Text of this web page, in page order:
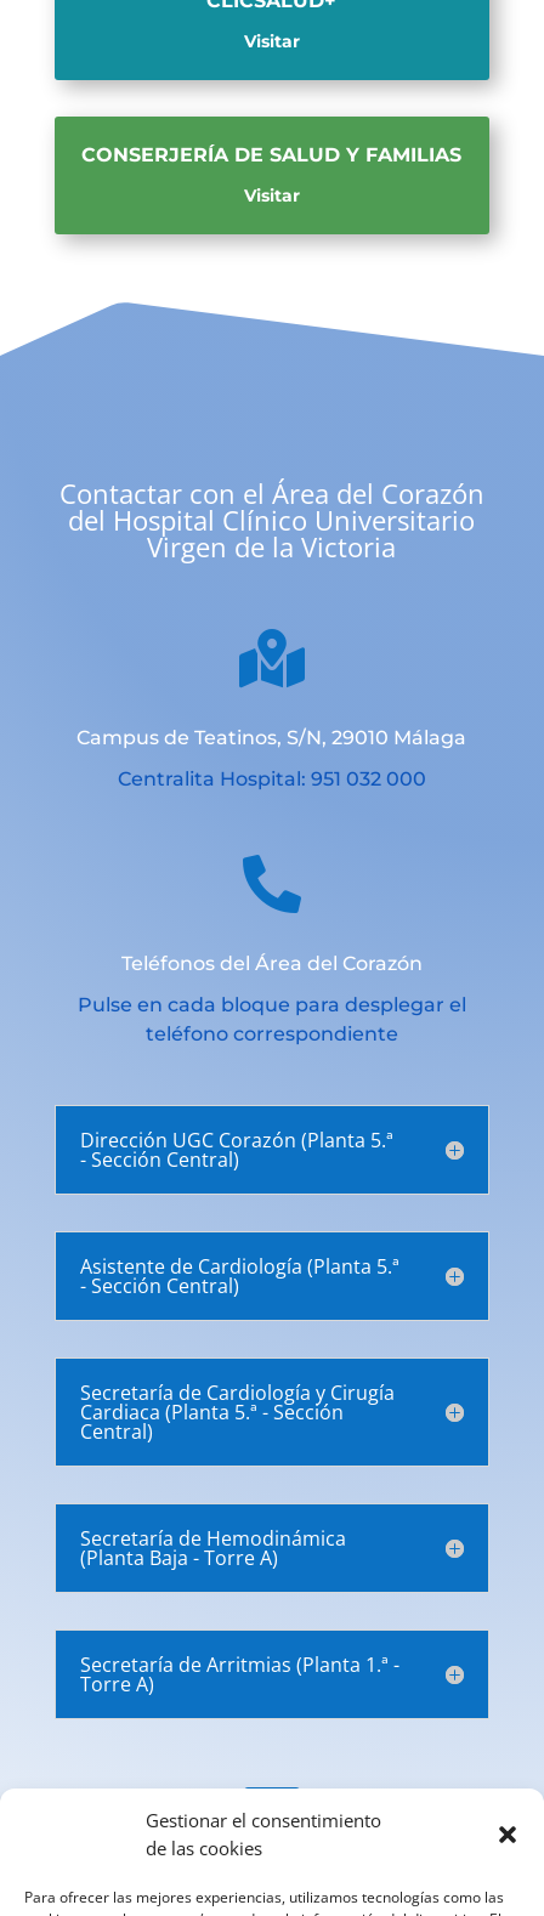
Gestionar el consentimiento
de las cookies
Para ofrecer las mejores experiencias, utilizamos tecnologías como las
Visitar
CONSERJERÍA DE SALUD Y FAMILIAS
Visitar
Contactar con el Área del Corazón
del Hospital Clínico Universitario
Virgen de la Victoria

Campus de Teatinos, S/N, 29010 Málaga
Centralita Hospital: 951 032 000

Teléfonos del Área del Corazón
Pulse en cada bloque para desplegar el
teléfono correspondiente
Dirección UGC Corazón (Planta 5.ª
- Sección Central)
Asistente de Cardiología (Planta 5.ª
- Sección Central)
Secretaría de Cardiología y Cirugía
Cardiaca (Planta 5.ª - Sección
Central)
Secretaría de Hemodinámica
(Planta Baja - Torre A)
Secretaría de Arritmias (Planta 1.ª -
Torre A)

Email